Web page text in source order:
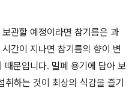
관할 예정이라면 참기름은 과
간이 지나면 참기름의 향이 변
문입니다. 밀폐 용기에 담아 보
하는 것이 최상의 식감을 즐기